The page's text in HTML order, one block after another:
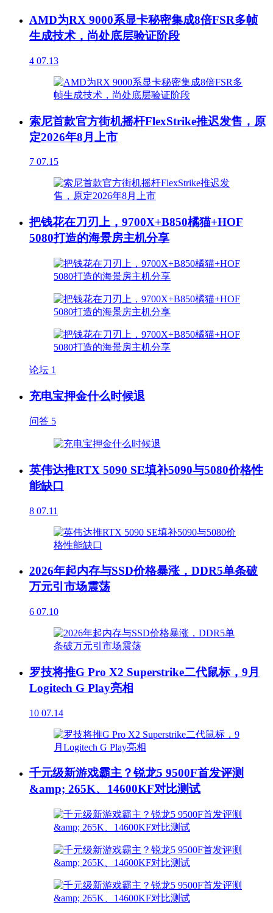
AMD为RX 9000系显卡秘密集成8倍FSR多帧
生成技术，尚处底层验证阶段
4 07.13
索尼首款官方街机摇杆FlexStrike推迟发售，原
定2026年8月上市
7 07.15
把钱花在刀刃上，9700X+B850橘猫+HOF
5080打造的海景房主机分享
论坛 1
充电宝押金什么时候退
问答 5
英伟达推RTX 5090 SE填补5090与5080价格性
能缺口
8 07.11
2026年起内存与SSD价格暴涨，DDR5单条破
万元引市场震荡
6 07.10
罗技将推G Pro X2 Superstrike二代鼠标，9月
Logitech G Play亮相
10 07.14
千元级新游戏霸主？锐龙5 9500F首发评测
&amp; 265K、14600KF对比测试